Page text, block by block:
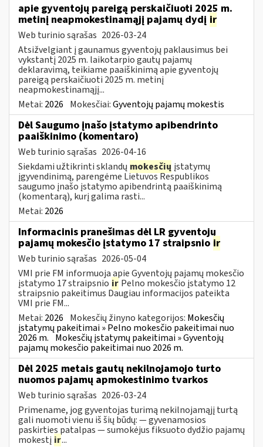
apie gyventojų pareigą perskaičiuoti 2025 m.
metinį neapmokestinamąjį pajamų dydį ir
Web turinio sąrašas 2026-03-24
Atsižvelgiant į gaunamus gyventojų paklausimus bei
vykstantį 2025 m. laikotarpio gautų pajamų
deklaravimą, teikiame paaiškinimą apie gyventojų
pareigą perskaičiuoti 2025 m. metinį
neapmokestinamąjį...
Metai: 2026 Mokesčiai:Gyventojų pajamų mokestis
Dėl Saugumo įnašo įstatymo apibendrinto
paaiškinimo (komentaro)
Web turinio sąrašas 2026-04-16
Siekdami užtikrinti sklandų mokesčių įstatymų
įgyvendinimą, parengėme Lietuvos Respublikos
saugumo įnašo įstatymo apibendrintą paaiškinimą
(komentarą), kurį galima rasti...
Metai: 2026
Informacinis pranešimas dėl LR gyventojų
pajamų mokesčio įstatymo 17 straipsnio ir
Web turinio sąrašas 2026-05-04
VMI prie FM informuoja apie Gyventojų pajamų mokesčio
įstatymo 17 straipsnio ir Pelno mokesčio įstatymo 12
straipsnio pakeitimus Daugiau informacijos pateikta
VMI prie FM...
Metai: 2026 Mokesčių žinyno kategorijos: Mokesčių
įstatymų pakeitimai » Pelno mokesčio pakeitimai nuo
2026 m. Mokesčių įstatymų pakeitimai » Gyventojų
pajamų mokesčio pakeitimai nuo 2026 m.
Dėl 2025 metais gautų nekilnojamojo turto
nuomos pajamų apmokestinimo tvarkos
Web turinio sąrašas 2026-03-24
Primename, jog gyventojas turimą nekilnojamąjį turtą
gali nuomoti vienu iš šių būdų: — gyvenamosios
paskirties patalpas — sumokėjus fiksuoto dydžio pajamų
mokestį ir...